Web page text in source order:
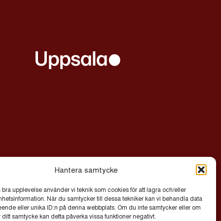
Hantera samtycke
bra upplevelse använder vi teknik som cookies för att lagra och/eller
När du samtycker till dessa tekniker kan vi behandla data
eller unika ID:n på denna webbplats. Om du inte samtycker eller om
samtycke kan detta påverka vissa funktioner negativt.
© 2026 Allt Ljus på Uppsala | Exor IT Byrå AB